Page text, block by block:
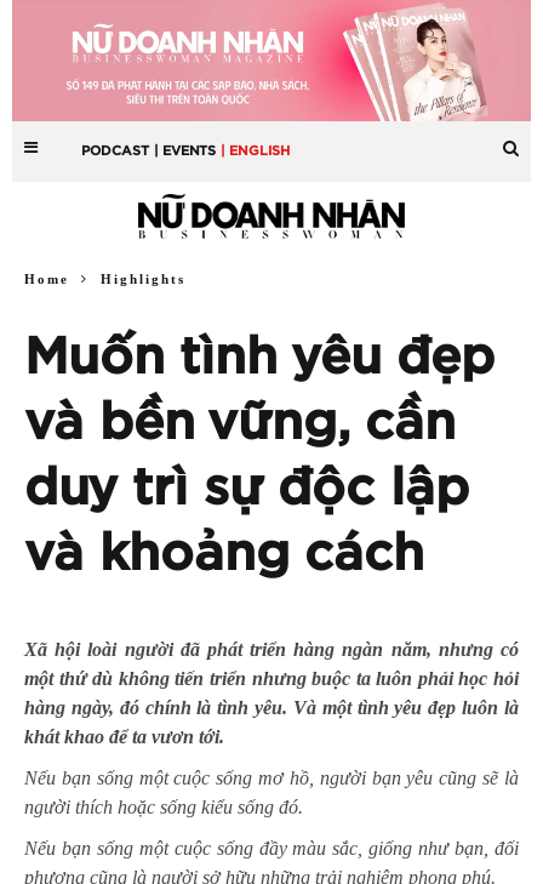
PODCAST | EVENTS | ENGLISH
Home Highlights
Muốn tình yêu đẹp
và bền vững, cần
duy trì sự độc lập
và khoảng cách
Xã hội loài người đã phát triển hàng ngàn năm, nhưng có
một thứ dù không tiến triển nhưng buộc ta luôn phải học hỏi
hàng ngày, đó chính là tình yêu. Và một tình yêu đẹp luôn là
khát khao để ta vươn tới.
Nếu bạn sống một cuộc sống mơ hồ, người bạn yêu cũng sẽ là
người thích hoặc sống kiểu sống đó.
Nếu bạn sống một cuộc sống đầy màu sắc, giống như bạn, đối
phương cũng là người sở hữu những trải nghiệm phong phú.